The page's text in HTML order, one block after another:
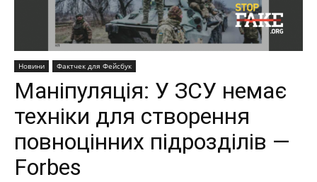
Новини Фактчек для Фейсбук
Маніпуляція: У ЗСУ немає
техніки для створення
повноцінних підрозділів —
Forbes